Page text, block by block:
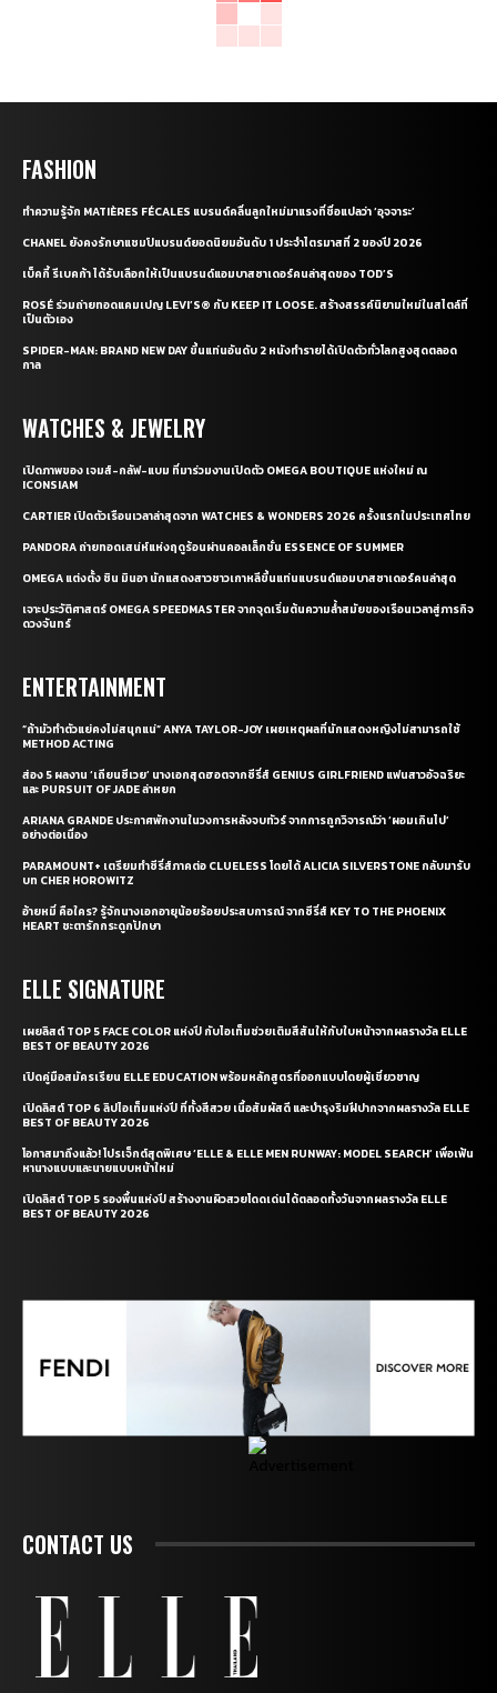
FASHION
ทำความรู้จัก MATIÈRES FÉCALES แบรนด์คลื่นลูกใหม่มาแรงที่ชื่อแปลว่า ‘อุจจาระ’
CHANEL ยังคงรักษาแชมป์แบรนด์ยอดนิยมอันดับ 1 ประจำไตรมาสที่ 2 ของปี 2026
เบ็คกี้ รีเบคก้า ได้รับเลือกให้เป็นแบรนด์แอมบาสซาเดอร์คนล่าสุดของ TOD’S
ROSÉ ร่วมถ่ายทอดแคมเปญ LEVI’S® กับ KEEP IT LOOSE. สร้างสรรค์นิยามใหม่ในสไตล์ที่
เป็นตัวเอง
SPIDER-MAN: BRAND NEW DAY ขึ้นแท่นอันดับ 2 หนังทำรายได้เปิดตัวทั่วโลกสูงสุดตลอด
กาล
WATCHES & JEWELRY
เปิดภาพของ เจมส์-กลัฟ-แบม ที่มาร่วมงานเปิดตัว OMEGA BOUTIQUE แห่งใหม่ ณ
ICONSIAM
CARTIER เปิดตัวเรือนเวลาล่าสุดจาก WATCHES & WONDERS 2026 ครั้งแรกในประเทศไทย
PANDORA ถ่ายทอดเสน่ห์แห่งฤดูร้อนผ่านคอลเล็กชั่น ESSENCE OF SUMMER
OMEGA แต่งตั้ง ชิน มินอา นักแสดงสาวชาวเกาหลีขึ้นแท่นแบรนด์แอมบาสซาเดอร์คนล่าสุด
เจาะประวัติศาสตร์ OMEGA SPEEDMASTER จากจุดเริ่มต้นความล้ำสมัยของเรือนเวลาสู่ภารกิจ
ดวงจันทร์
ENTERTAINMENT
“ถ้ามัวทำตัวแย่คงไม่สนุกแน่” ANYA TAYLOR-JOY เผยเหตุผลที่นักแสดงหญิงไม่สามารถใช้
METHOD ACTING
ส่อง 5 ผลงาน ‘เถียนซีเวย’ นางเอกสุดฮอตจากซีรี่ส์ GENIUS GIRLFRIEND แฟนสาวอัจฉริยะ
และ PURSUIT OF JADE ล่าหยก
ARIANA GRANDE ประกาศพักงานในวงการหลังจบทัวร์ จากการถูกวิจารณ์ว่า ‘ผอมเกินไป’
อย่างต่อเนื่อง
PARAMOUNT+ เตรียมทำซีรี่ส์ภาคต่อ CLUELESS โดยได้ ALICIA SILVERSTONE กลับมารับ
บท CHER HOROWITZ
อ้ายหมี่ คือใคร? รู้จักนางเอกอายุน้อยร้อยประสบการณ์ จากซีรี่ส์ KEY TO THE PHOENIX
HEART ชะตารักกระดูกปักษา
ELLE SIGNATURE
เผยลิสต์ TOP 5 FACE COLOR แห่งปี กับไอเท็มช่วยเติมสีสันให้กับใบหน้าจากผลรางวัล ELLE
BEST OF BEAUTY 2026
เปิดคู่มือสมัครเรียน ELLE EDUCATION พร้อมหลักสูตรที่ออกแบบโดยผู้เชี่ยวชาญ
เปิดลิสต์ TOP 6 ลิปไอเท็มแห่งปี ที่ทั้งสีสวย เนื้อสัมผัสดี และบำรุงริมฝีปากจากผลรางวัล ELLE
BEST OF BEAUTY 2026
โอกาสมาถึงแล้ว! โปรเจ็กต์สุดพิเศษ ‘ELLE & ELLE MEN RUNWAY: MODEL SEARCH’ เพื่อเฟ้น
หานางแบบและนายแบบหน้าใหม่
เปิดลิสต์ TOP 5 รองพื้นแห่งปี สร้างงานผิวสวยโดดเด่นได้ตลอดทั้งวันจากผลรางวัล ELLE
BEST OF BEAUTY 2026
CONTACT US